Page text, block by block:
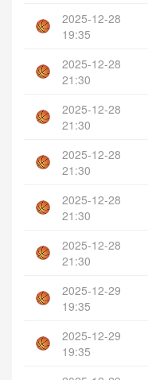
2025-12-28
19:35
2025-12-28
21:30
2025-12-28
21:30
2025-12-28
21:30
2025-12-28
21:30
2025-12-28
21:30
2025-12-29
19:35
2025-12-29
19:35